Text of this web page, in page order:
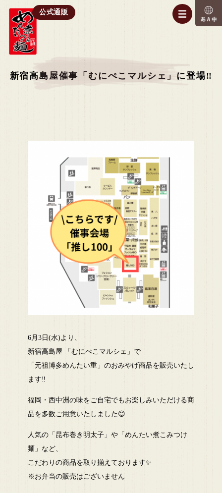
公式通販
新宿高島屋催事「むにぺこマルシェ」に登場‼
6月3日(水)より、
新宿高島屋 「むにぺこマルシェ」で
「元祖博多めんたい重」のおみやげ商品を販売いたし
ます‼️
福岡・西中洲の味をご自宅でもお楽しみいただける商
品を多数ご用意いたしました😊
人気の「昆布巻き明太子」や「めんたい煮こみつけ
麺」など、
こだわりの商品を取り揃えております✨
※お弁当の販売はございません